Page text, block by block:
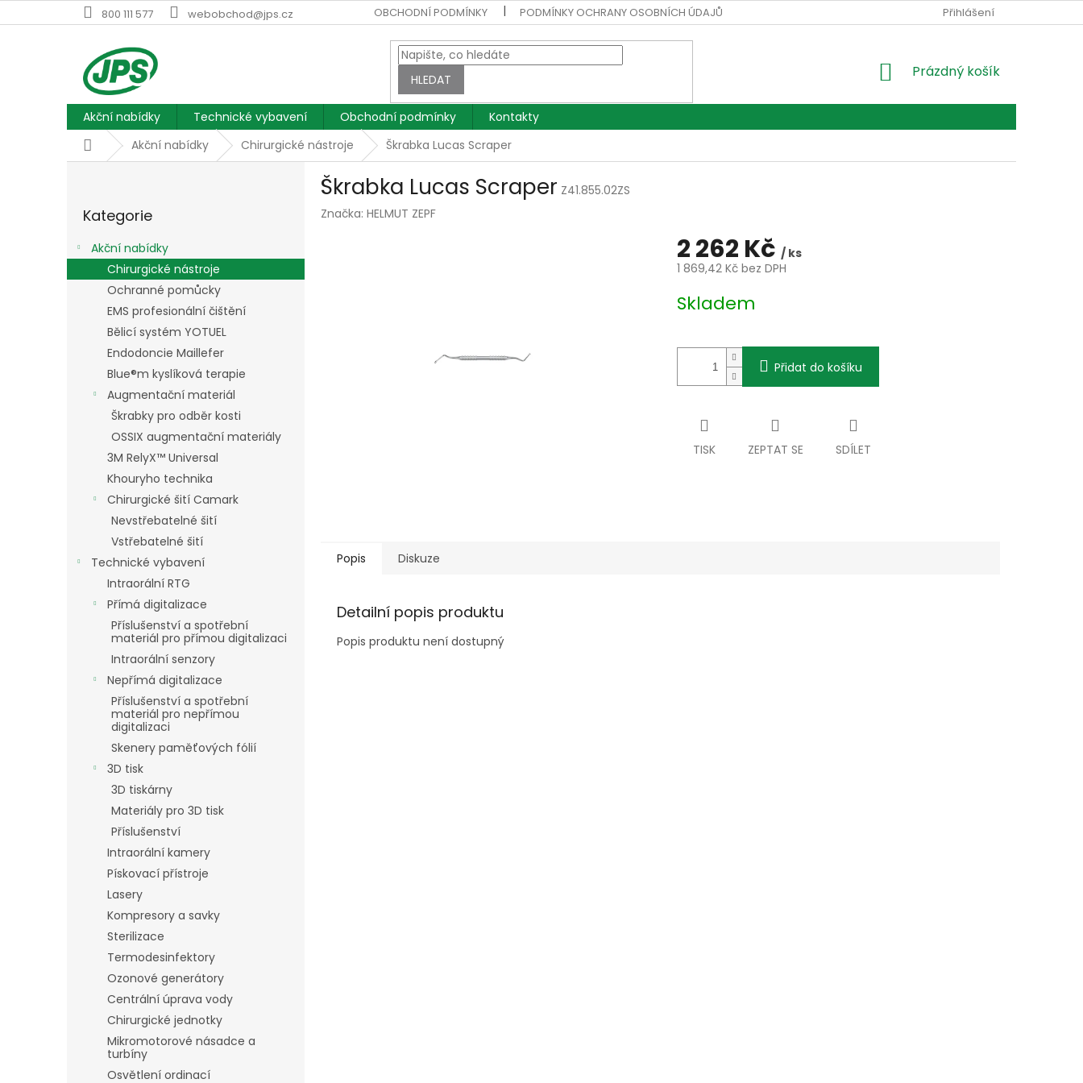
na
800 111 577 webobchod@jps.cz OBCHODNÍ PODMÍNKY PODMÍNKY OCHRANY OSOBNÍCH ÚDAJŮ Přihlášení
HLEDAT
NÁKUPNÍ
Prázdný košík
Akční nabídky Technické vybavení Obchodní podmínky
Kontakty
DomůAkční nabídky Chirurgické nástroje Škrabka Lucas Scraper
a
n
kategorie
Kategorie
Akční nabídky
Chirurgické nástroje
Ochranné pomůcky
EMS profesionální čištění
Bělicí systém YOTUEL
Endodoncie Maillefer
Blue®m kyslíková terapie
Augmentační materiál
Škrabky pro odběr kosti
OSSIX augmentační materiály
3M RelyX™ Universal
Khouryho technika
Chirurgické šití Camark
Nevstřebatelné šití
Vstřebatelné šití
Technické vybavení
Intraorální RTG
Přímá digitalizace
Příslušenství a spotřební
materiál pro přímou digitalizaci
Intraorální senzory
Nepřímá digitalizace
Příslušenství a spotřební
materiál pro nepřímou
digitalizaci
Skenery paměťových fólií
3D tisk
3D tiskárny
Materiály pro 3D tisk
Příslušenství
Intraorální kamery
Pískovací přístroje
Lasery
Kompresory a savky
Sterilizace
Termodesinfektory
Ozonové generátory
Centrální úprava vody
Chirurgické jednotky
Mikromotorové násadce a
turbíny
Osvětlení ordinací
Škrabka Lucas Scraper Z41.855.02ZS
Značka: HELMUT ZEPF
2 262 Kč / ks
1 869,42 Kč bez DPH
cena:
Skladem
Přidat do košíku
TISK ZEPTAT SE SDÍLET
Popis Diskuze
Detailní popis produktu
Popis produktu není dostupný